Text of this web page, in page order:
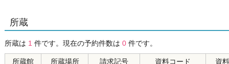
所蔵
所蔵は 1 件です。現在の予約件数は 0 件です。
所蔵館 所蔵場所 請求記号 資料コード 資